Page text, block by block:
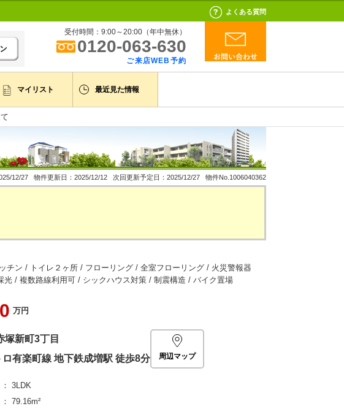
よくある質問
受付時間：9:00～20:00（年中無休）
0120-063-630
ご来店WEB予約
マイリスト 最近見た情報
12/27 物件更新日：2025/12/12 次回更新予定日：2025/12/27 物件No.1006040362
ン / トイレ２ヶ所 / フローリング / 全室フローリング / 火災警報器
/ 複数路線利用可 / シックハウス対策 / 制震構造 / バイク置場
万円
塚新町3丁目
有楽町線 地下鉄成増駅 徒歩8分 周辺マップ
： 3LDK
： 79.16m²